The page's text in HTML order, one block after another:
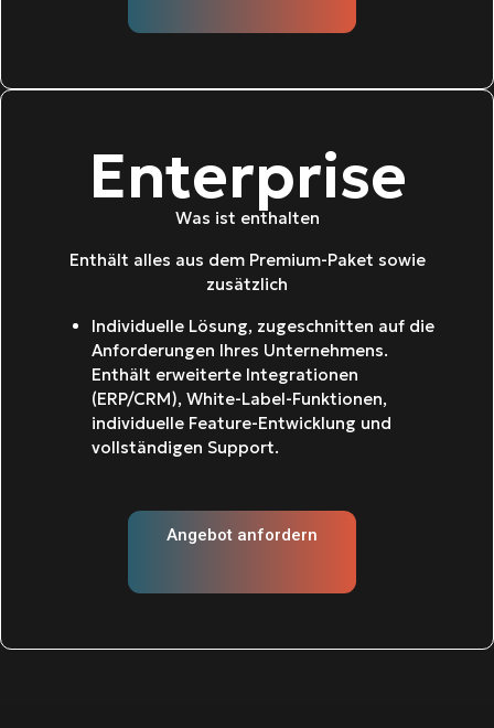
Enterprise
Was ist enthalten
Enthält alles aus dem Premium-Paket sowie
zusätzlich
Individuelle Lösung, zugeschnitten auf die
Anforderungen Ihres Unternehmens.
Enthält erweiterte Integrationen
(ERP/CRM), White-Label-Funktionen,
individuelle Feature-Entwicklung und
vollständigen Support.
Angebot anfordern